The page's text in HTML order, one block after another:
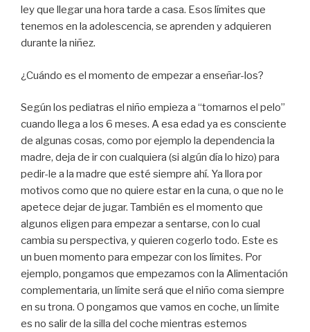
ley que llegar una hora tarde a casa. Esos límites que
tenemos en la adolescencia, se aprenden y adquieren
durante la niñez.
¿Cuándo es el momento de empezar a enseñar-los?
Según los pediatras el niño empieza a “tomarnos el pelo”
cuando llega a los 6 meses. A esa edad ya es consciente
de algunas cosas, como por ejemplo la dependencia la
madre, deja de ir con cualquiera (si algún día lo hizo) para
pedir-le a la madre que esté siempre ahí. Ya llora por
motivos como que no quiere estar en la cuna, o que no le
apetece dejar de jugar. También es el momento que
algunos eligen para empezar a sentarse, con lo cual
cambia su perspectiva, y quieren cogerlo todo. Este es
un buen momento para empezar con los límites. Por
ejemplo, pongamos que empezamos con la Alimentación
complementaria, un límite será que el niño coma siempre
en su trona. O pongamos que vamos en coche, un límite
es no salir de la silla del coche mientras estemos